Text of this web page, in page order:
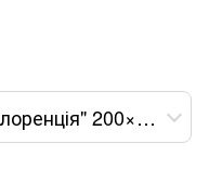
Розкладний обідній стіл "Флоренція" 200×100 (+40+40) см | Класика • Слонова кістка з золотою патиною